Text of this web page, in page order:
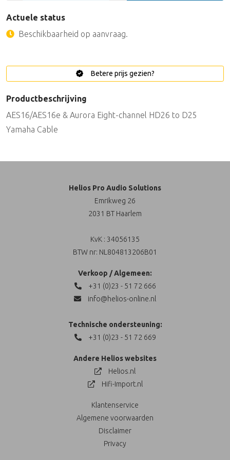
Actuele status
Beschikbaarheid op aanvraag.
Betere prijs gezien?
Productbeschrijving
AES16/AES16e & Aurora Eight-channel HD26 to D25
Yamaha Cable
Helios Pro Audio Solutions
Emrikweg 26
2031 BT Haarlem
KvK : 34056135
BTW nr: NL804813206B01
Verkoop / Algemeen:
+31 (0)23 - 51 72 666
info@helios-online.nl
Technische ondersteuning:
+31 (0)23 - 51 72 669
Andere Helios websites
Helios.nl
Hifi-Import.nl
Klantenservice
Algemene voorwaarden
Disclaimer
Privacy